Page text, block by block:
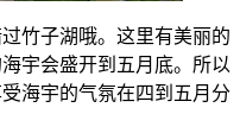
竹子湖哦。这里有美丽的
宇会盛开到五月底。所以
海宇的气氛在四到五月分